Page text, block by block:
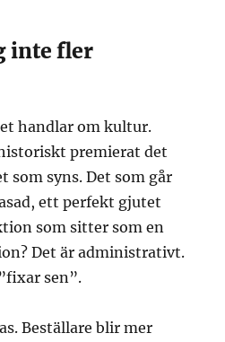
inte fler
handlar om kultur.
premierat det
som syns. Det som går
ett perfekt gjutet
som sitter som en
Det är administrativt.
sen”.
Beställare blir mer